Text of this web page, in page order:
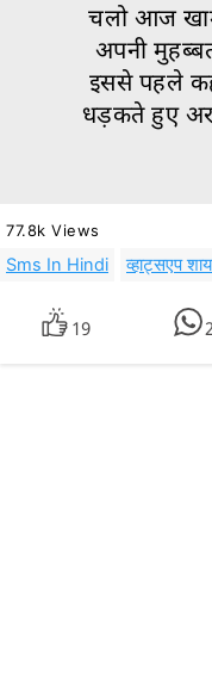
चलो आज
अपनी
इससे पहले
धड़कते हुए
77.8k Views
Sms In Hindi व्हाट्सएप
19